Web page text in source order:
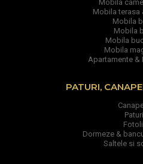
Mobila
Mobila terasa
Mobila
Mobila
Mobila
Mobila
Apartamente &
PATURI,
Paturi
Dormeze &
Saltele si